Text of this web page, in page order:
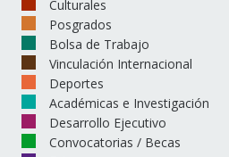
Culturales
Posgrados
Bolsa de Trabajo
Vinculación Internacional
Deportes
Académicas e Investigación
Desarrollo Ejecutivo
Convocatorias / Becas